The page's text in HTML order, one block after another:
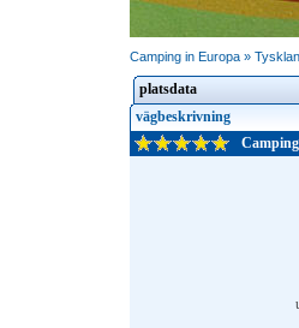
Camping in Europa »
platsdata
vägbeskrivning